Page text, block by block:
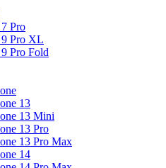
Pro
Pro XL
Pro Fold
13
13 Mini
13 Pro
13 Pro Max
14